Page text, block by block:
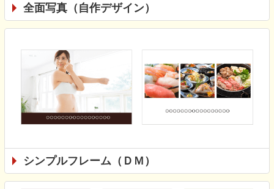
全面写真（自作デザイン）
シンプルフレーム（ＤＭ）